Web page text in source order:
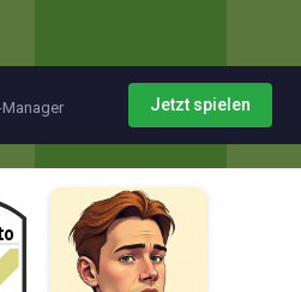
Jetzt spielen